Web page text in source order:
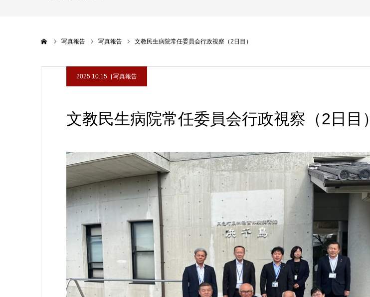
写真報告 写真報告 文教民生病院常任委員会行政視察（2日目）
2025.10.15 写真報告
文教民生病院常任委員会行政視察（2日目）